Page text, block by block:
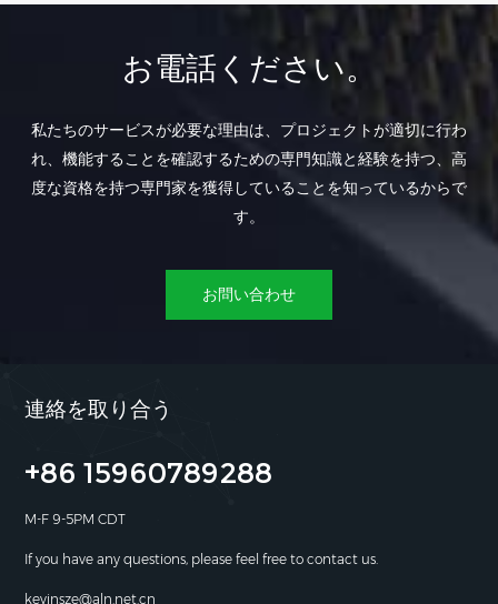
お電話ください。
私たちのサービスが必要な理由は、プロジェクトが適切に行わ
れ、機能することを確認するための専門知識と経験を持つ、高
度な資格を持つ専門家を獲得していることを知っているからで
す。
お問い合わせ
連絡を取り合う
+86 15960789288
M-F 9-5PM CDT
If you have any questions, please feel free to contact us.
kevinsze@aln.net.cn